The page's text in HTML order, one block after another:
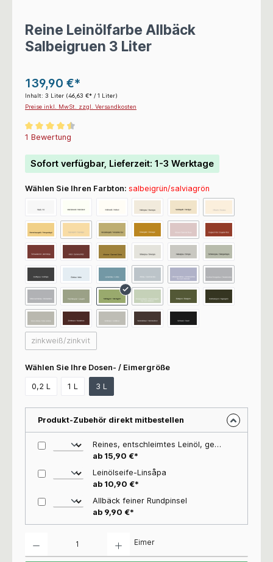
Reine Leinölfarbe Allbäck
Salbeigruen 3 Liter
139,90 €*
Inhalt: 3 Liter (46,63 €* / 1 Liter)
Preise inkl. MwSt. zzgl. Versandkosten
Durchschnittliche Bewertung von 4.5 von 5 Sternen
1 Bewertung
Sofort verfügbar, Lieferzeit: 1-3 Werktage
Wählen Sie Ihren Farbton: salbeigrün/salviagrön
zinkweiß/zinkvit
Wählen Sie Ihre Dosen- / Eimergröße
0,2 L 1 L 3 L
Produkt-Zubehör direkt mitbestellen
Reines, entschleimtes Leinöl, gekocht (ALLBÄCK), kokt
ab 15,90 €*
Leinölseife-Linsåpa
ab 10,90 €*
Allbäck feiner Rundpinsel
ab 9,90 €*
Eimer